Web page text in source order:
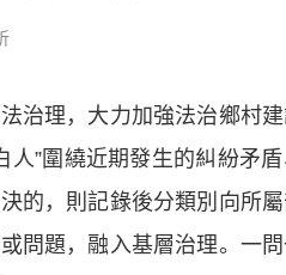
理，大力加強法治鄉村建
人”圍繞近期發生的糾紛矛
的，則記錄後分類別向所
問題，融入基層治理。一